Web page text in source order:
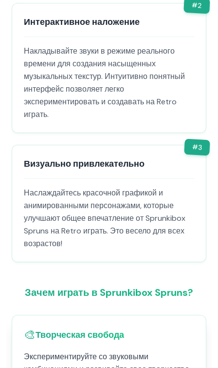
#2
Интерактивное наложение
Накладывайте звуки в режиме реального
времени для создания насыщенных
музыкальных текстур. Интуитивно понятный
интерфейс позволяет легко
экспериментировать и создавать на Retro
играть.
#3
Визуально привлекательно
Наслаждайтесь красочной графикой и
анимированными персонажами, которые
улучшают общее впечатление от Sprunkibox
Spruns на Retro играть. Это весело для всех
возрастов!
Зачем играть в Sprunkibox Spruns?
🎨Творческая свобода
Экспериментируйте со звуковыми